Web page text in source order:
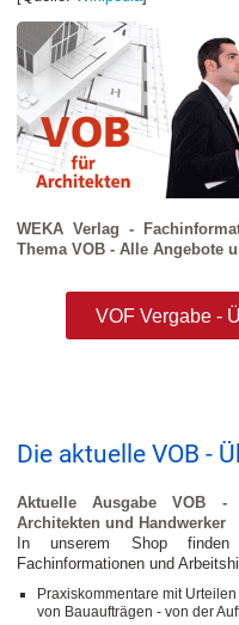
WEKA Verlag -
Thema VOB - Alle Angebote
VOF Vergabe -
Die aktuelle VOB -
Aktuelle Ausgabe VOB -
Architekten und Handwerker
In unserem Shop
Fachinformationen und
Praxiskommentare mit
von Bauaufträgen - von der